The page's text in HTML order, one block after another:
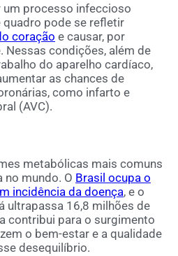
um processo infeccioso
quadro pode se refletir
coração e causar, por
Nessas condições, além de
do aparelho cardíaco,
as chances de
como infarto e
(AVC).
metabólicas mais comuns
no mundo. O Brasil ocupa o
incidência da doença, e o
ultrapassa 16,8 milhões de
contribui para o surgimento
o bem-estar e a qualidade
desequilíbrio.